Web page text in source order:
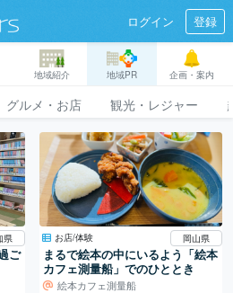
ログイン 登録
地域紹介 地域PR 企画・案内
グルメ・お店 観光・レジャー
県
ご
お店/体験 岡山県
まるで絵本の中にいるよう「絵本
カフェ測量船」でのひととき
絵本カフェ測量船